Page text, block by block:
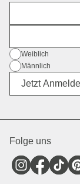
Geschlecht
Weiblich
Männlich
Divers
Jetzt
Folge uns